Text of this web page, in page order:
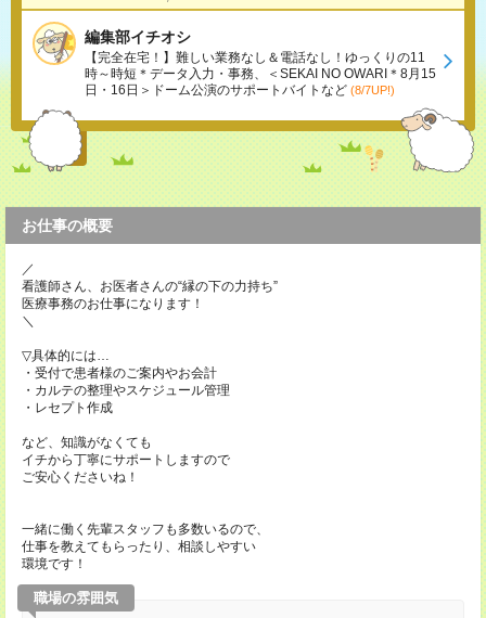
編集部イチオシ
【完全在宅！】難しい業務なし＆電話なし！ゆっくりの11
時～時短＊データ入力・事務、＜SEKAI NO OWARI＊8月15
日・16日＞ドーム公演のサポートバイトなど (8/7UP!)
お仕事の概要
／
看護師さん、お医者さんの“縁の下の力持ち”
医療事務のお仕事になります！
＼
▽具体的には…
・受付で患者様のご案内やお会計
・カルテの整理やスケジュール管理
・レセプト作成
など、知識がなくても
イチから丁寧にサポートしますので
ご安心くださいね！
一緒に働く先輩スタッフも多数いるので、
仕事を教えてもらったり、相談しやすい
環境です！
職場の雰囲気